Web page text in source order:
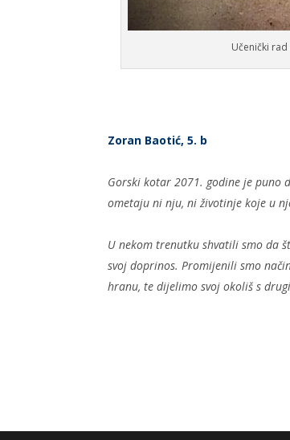
Učenički
Zoran Baotić, 5. b
Gorski kotar 2071. godine je puno
ometaju ni nju, ni životinje koje u
U nekom trenutku shvatili smo da
svoj doprinos. Promijenili smo
hranu, te dijelimo svoj okoliš s